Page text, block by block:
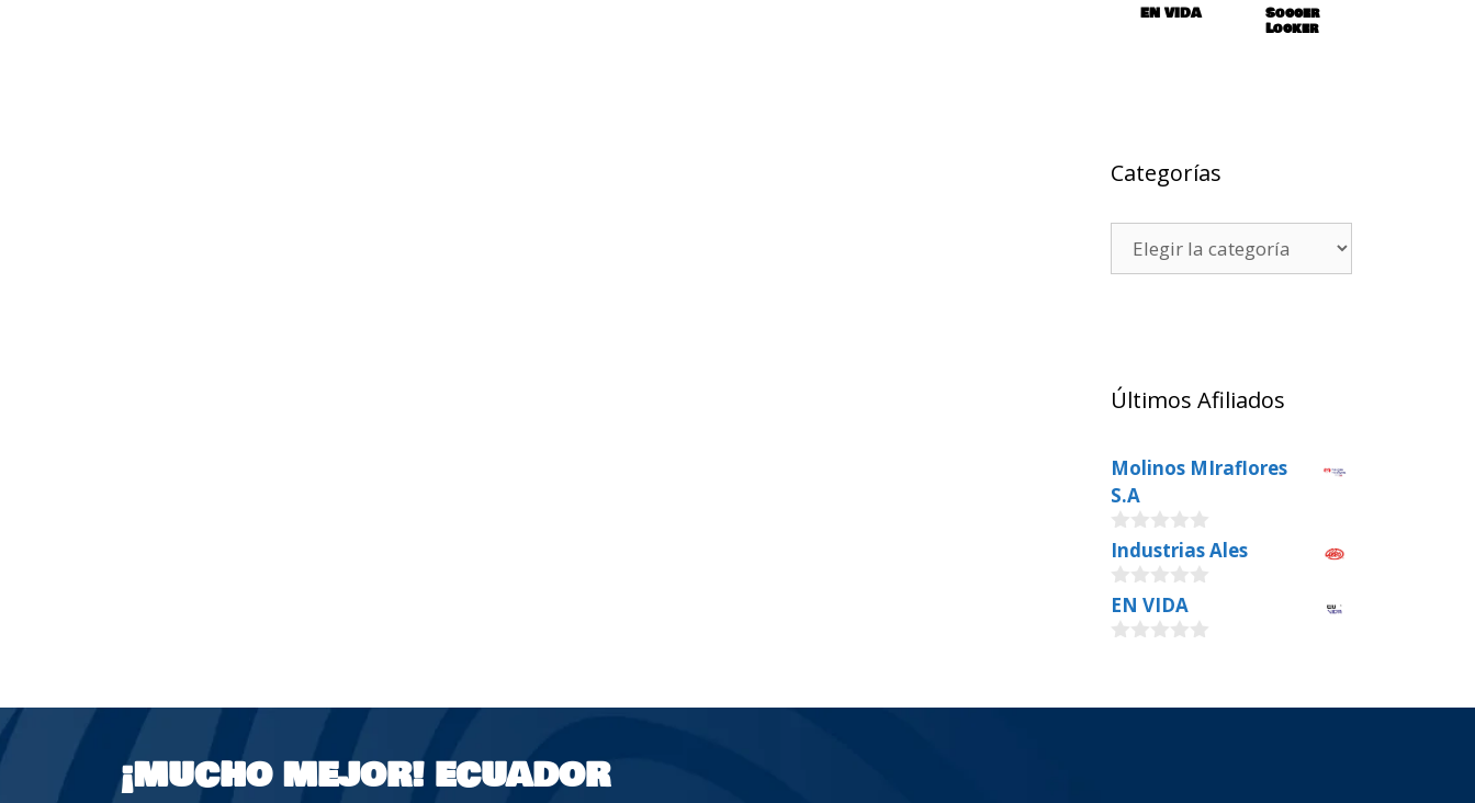
EN VIDA Soccer
Locker
Categorías
Últimos Afiliados
Molinos MIraflores
S.A
0
o
u
t
o
f
Industrias Ales
0
o
u
5
EN VIDA
t
¡MUCHO MEJOR! ECUADOR